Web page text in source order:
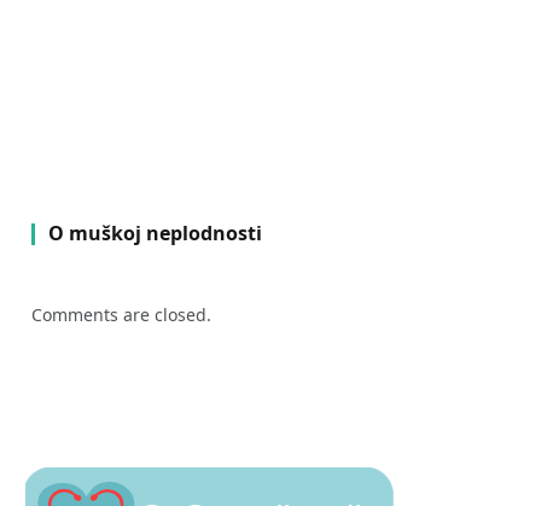
O muškoj neplodnosti
Comments are closed.